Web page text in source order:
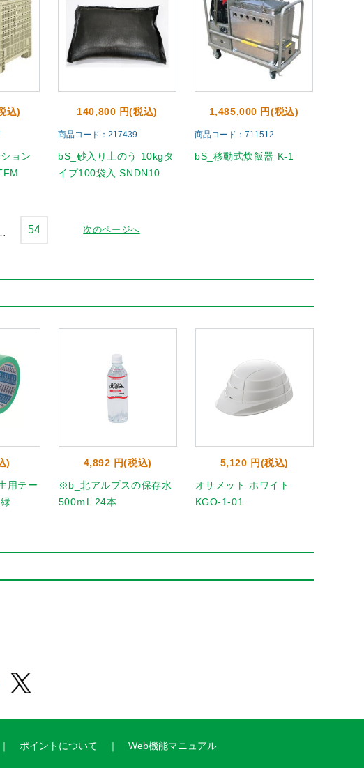
込)
ョン
140,800 円(税込)
商品コード：217439
bS_砂入り土のう 10kgタ
イプ100袋入 SNDN10
1,485,000 円(税込)
商品コード：711512
bS_移動式炊飯器 K-1
54 次のページへ
)
用テー
4,892 円(税込)
※b_北アルプスの保存水
500ｍL 24本
5,120 円(税込)
オサメット ホワイト
KGO-1-01
ポイントについて Web機能マニュアル